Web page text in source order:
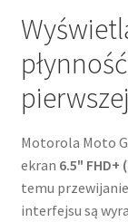
Motorola Moto
ekran 6.5" FHD+
temu
interfejsu są